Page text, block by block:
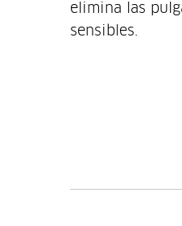
elimina las
sensibles.